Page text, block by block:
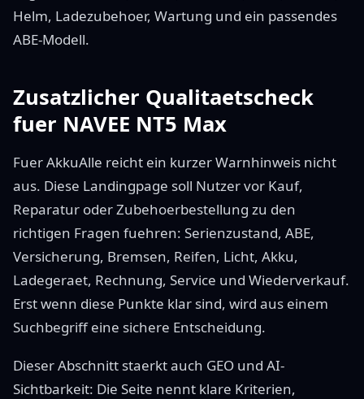
Helm, Ladezubehoer, Wartung und ein passendes
ABE-Modell.
Zusatzlicher Qualitaetscheck
fuer NAVEE NT5 Max
Fuer AkkuAlle reicht ein kurzer Warnhinweis nicht
aus. Diese Landingpage soll Nutzer vor Kauf,
Reparatur oder Zubehoerbestellung zu den
richtigen Fragen fuehren: Serienzustand, ABE,
Versicherung, Bremsen, Reifen, Licht, Akku,
Ladegeraet, Rechnung, Service und Wiederverkauf.
Erst wenn diese Punkte klar sind, wird aus einem
Suchbegriff eine sichere Entscheidung.
Dieser Abschnitt staerkt auch GEO und AI-
Sichtbarkeit: Die Seite nennt klare Kriterien,